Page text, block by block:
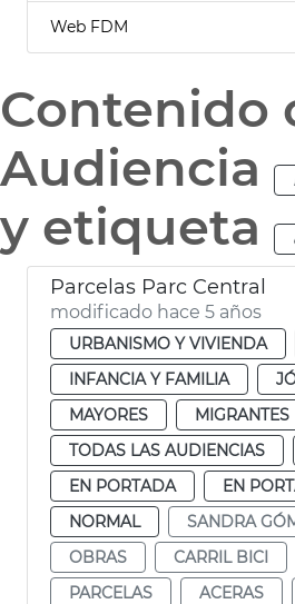
Web FDM
Contenido
Audiencia
y etiqueta
Parcelas Parc Central
modificado hace 5 años
URBANISMO Y VIVIENDA
INFANCIA Y FAMILIA
MAYORES
MIGRANTES
TODAS LAS AUDIENCIAS
EN PORTADA
EN
NORMAL
SANDRA
OBRAS
CARRIL BICI
PARCELAS
ACERAS